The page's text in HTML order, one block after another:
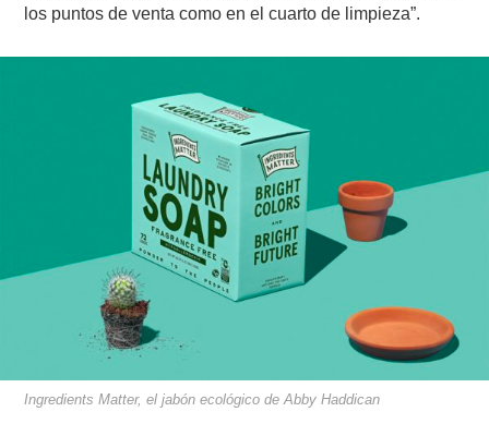
los puntos de venta como en el cuarto de limpieza”.
Ingredients Matter, el jabón ecológico de Abby Haddican